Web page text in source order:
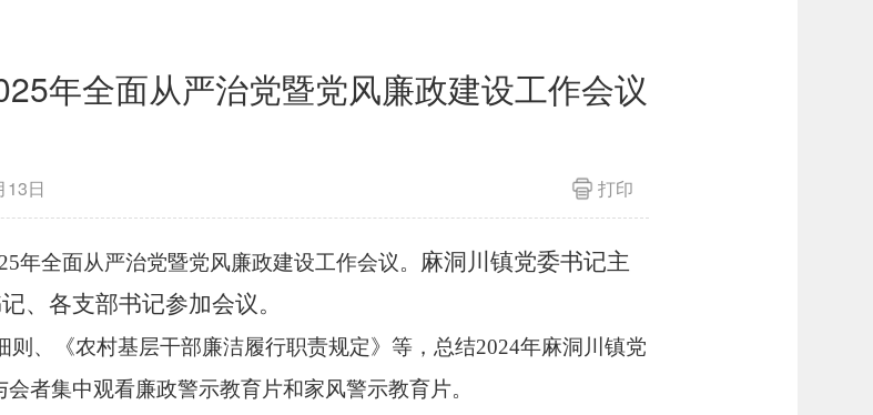
年全面从严治党暨党风廉政建设工作会议
13日 打印
年全面从严治党暨党风廉政建设工作会议。 麻洞川镇党委书记主
、各支部书记参加会议。
、《农村基层干部廉洁履行职责规定》等，总结2024年麻洞川镇党
者集中观看廉政警示教育片和家风警示教育片。